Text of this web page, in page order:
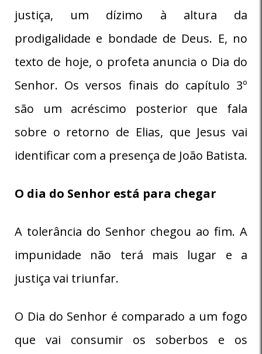
justiça, um dízimo à altura da
prodigalidade e bondade de Deus. E, no
texto de hoje, o profeta anuncia o Dia do
Senhor. Os versos finais do capítulo 3º
são um acréscimo posterior que fala
sobre o retorno de Elias, que Jesus vai
identificar com a presença de João Batista.
O dia do Senhor está para chegar
A tolerância do Senhor chegou ao fim. A
impunidade não terá mais lugar e a
justiça vai triunfar.
O Dia do Senhor é comparado a um fogo
que vai consumir os soberbos e os